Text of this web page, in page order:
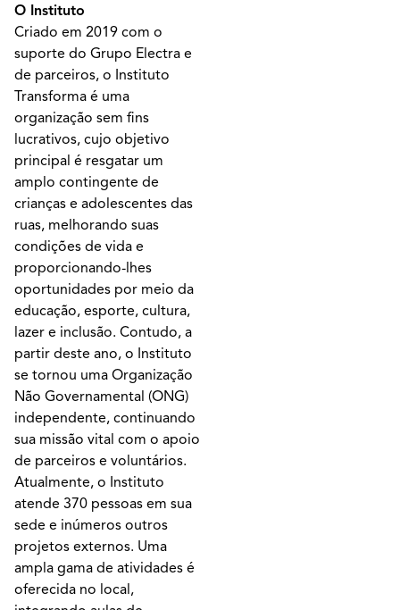
O Instituto
Criado em 2019 com o
suporte do Grupo Electra e
de parceiros, o Instituto
Transforma é uma
organização sem fins
lucrativos, cujo objetivo
principal é resgatar um
amplo contingente de
crianças e adolescentes das
ruas, melhorando suas
condições de vida e
proporcionando-lhes
oportunidades por meio da
educação, esporte, cultura,
lazer e inclusão. Contudo, a
partir deste ano, o Instituto
se tornou uma Organização
Não Governamental (ONG)
independente, continuando
sua missão vital com o apoio
de parceiros e voluntários.
Atualmente, o Instituto
atende 370 pessoas em sua
sede e inúmeros outros
projetos externos. Uma
ampla gama de atividades é
oferecida no local,